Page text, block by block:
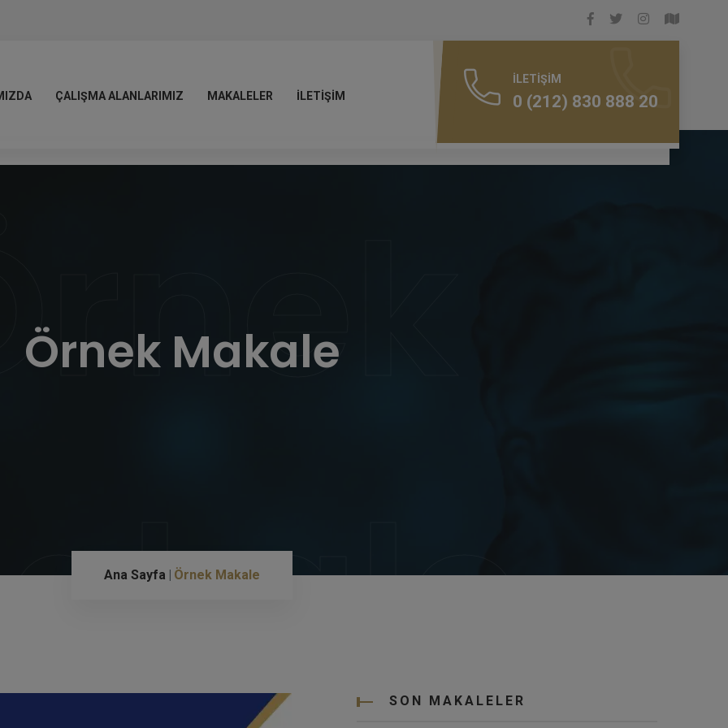
ÇALIŞMA ALANLARIMIZ MAKALELER İLETIŞIM
İLETIŞIM
0 (212) 830 888 20
Örnek Makale
Ana Sayfa Örnek Makale
SON MAKALELER